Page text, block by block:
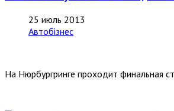
25 июль 2013
Автобізнес
На Нюрбургринге проходит финальная